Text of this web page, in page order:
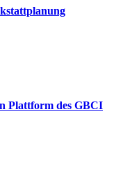
Plattform des GBCI